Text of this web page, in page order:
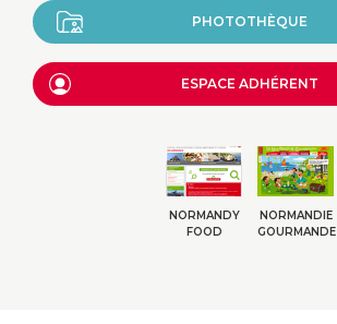
PHOTOTHÈQUE
ESPACE ADHÉRENT
NORMANDY
FOOD
NORMANDIE
GOURMANDE